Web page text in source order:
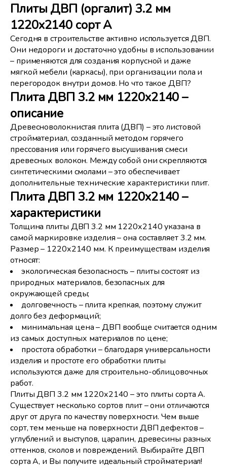
Плиты ДВП (оргалит) 3.2 мм
1220x2140 сорт А
Сегодня в строительстве активно используется ДВП.
Они недороги и достаточно удобны в использовании
– применяются для создания корпусной и даже
мягкой мебели (каркасы), при организации пола и
перегородок внутри домов. Но что такое ДВП?
Плита ДВП 3.2 мм 1220х2140 –
описание
Древесноволокнистая плита (ДВП) – это листовой
стройматериал, созданный методом горячего
прессования или горячего высушивания смеси
древесных волокон. Между собой они скрепляются
синтетическими смолами – это обеспечивает
дополнительные технические характеристики плит.
Плита ДВП 3.2 мм 1220х2140 –
характеристики
Толщина плиты ДВП 3.2 мм 1220х2140 указана в
самой маркировке изделия – она составляет 3.2 мм.
Размер – 1220х2140 мм. К преимуществам изделия
относят:
экологическая безопасность – плиты состоят из
природных материалов, безопасных для
окружающей среды;
долговечность – плита крепкая, поэтому служит
долго без деформаций;
минимальная цена – ДВП вообще считается одним
из самых доступных материалов по цене;
простота обработки – благодаря универсальности
изделия и простоте его обработки плиты
используются даже для строительно-облицовочных
работ.
Плиты ДВП 3.2 мм 1220х2140 – это плиты сорта А.
Существует несколько сортов плит – они отличаются
друг от друга по качеству поверхности. Чем выше
сорт, тем меньше на поверхности ДВП дефектов –
углублений и выступов, царапин, древесины разных
оттенков, сколов и повреждений. Выбирайте ДВП
сорта А, и Вы получите идеальный стройматериал!